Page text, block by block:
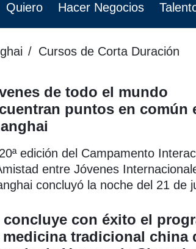
Quiero Hacer Negocios
Cursos de Corta Duración
de todo el mundo
puntos en común
edición del Campamento
entre Jóvenes
concluyó la noche del 21 de
cultural y amistad.
concluye con éxito el
medicina tradicional china